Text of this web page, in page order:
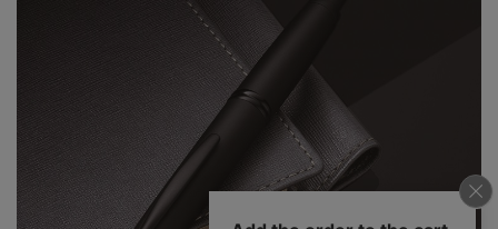
デシモ万年筆は、きっと日常使いで活躍すること間違いな
いつも手軽に使える万年筆が欲しい！ちょっと他とは違っ
た万年筆が欲しい！そんな方におすすめの１本です。